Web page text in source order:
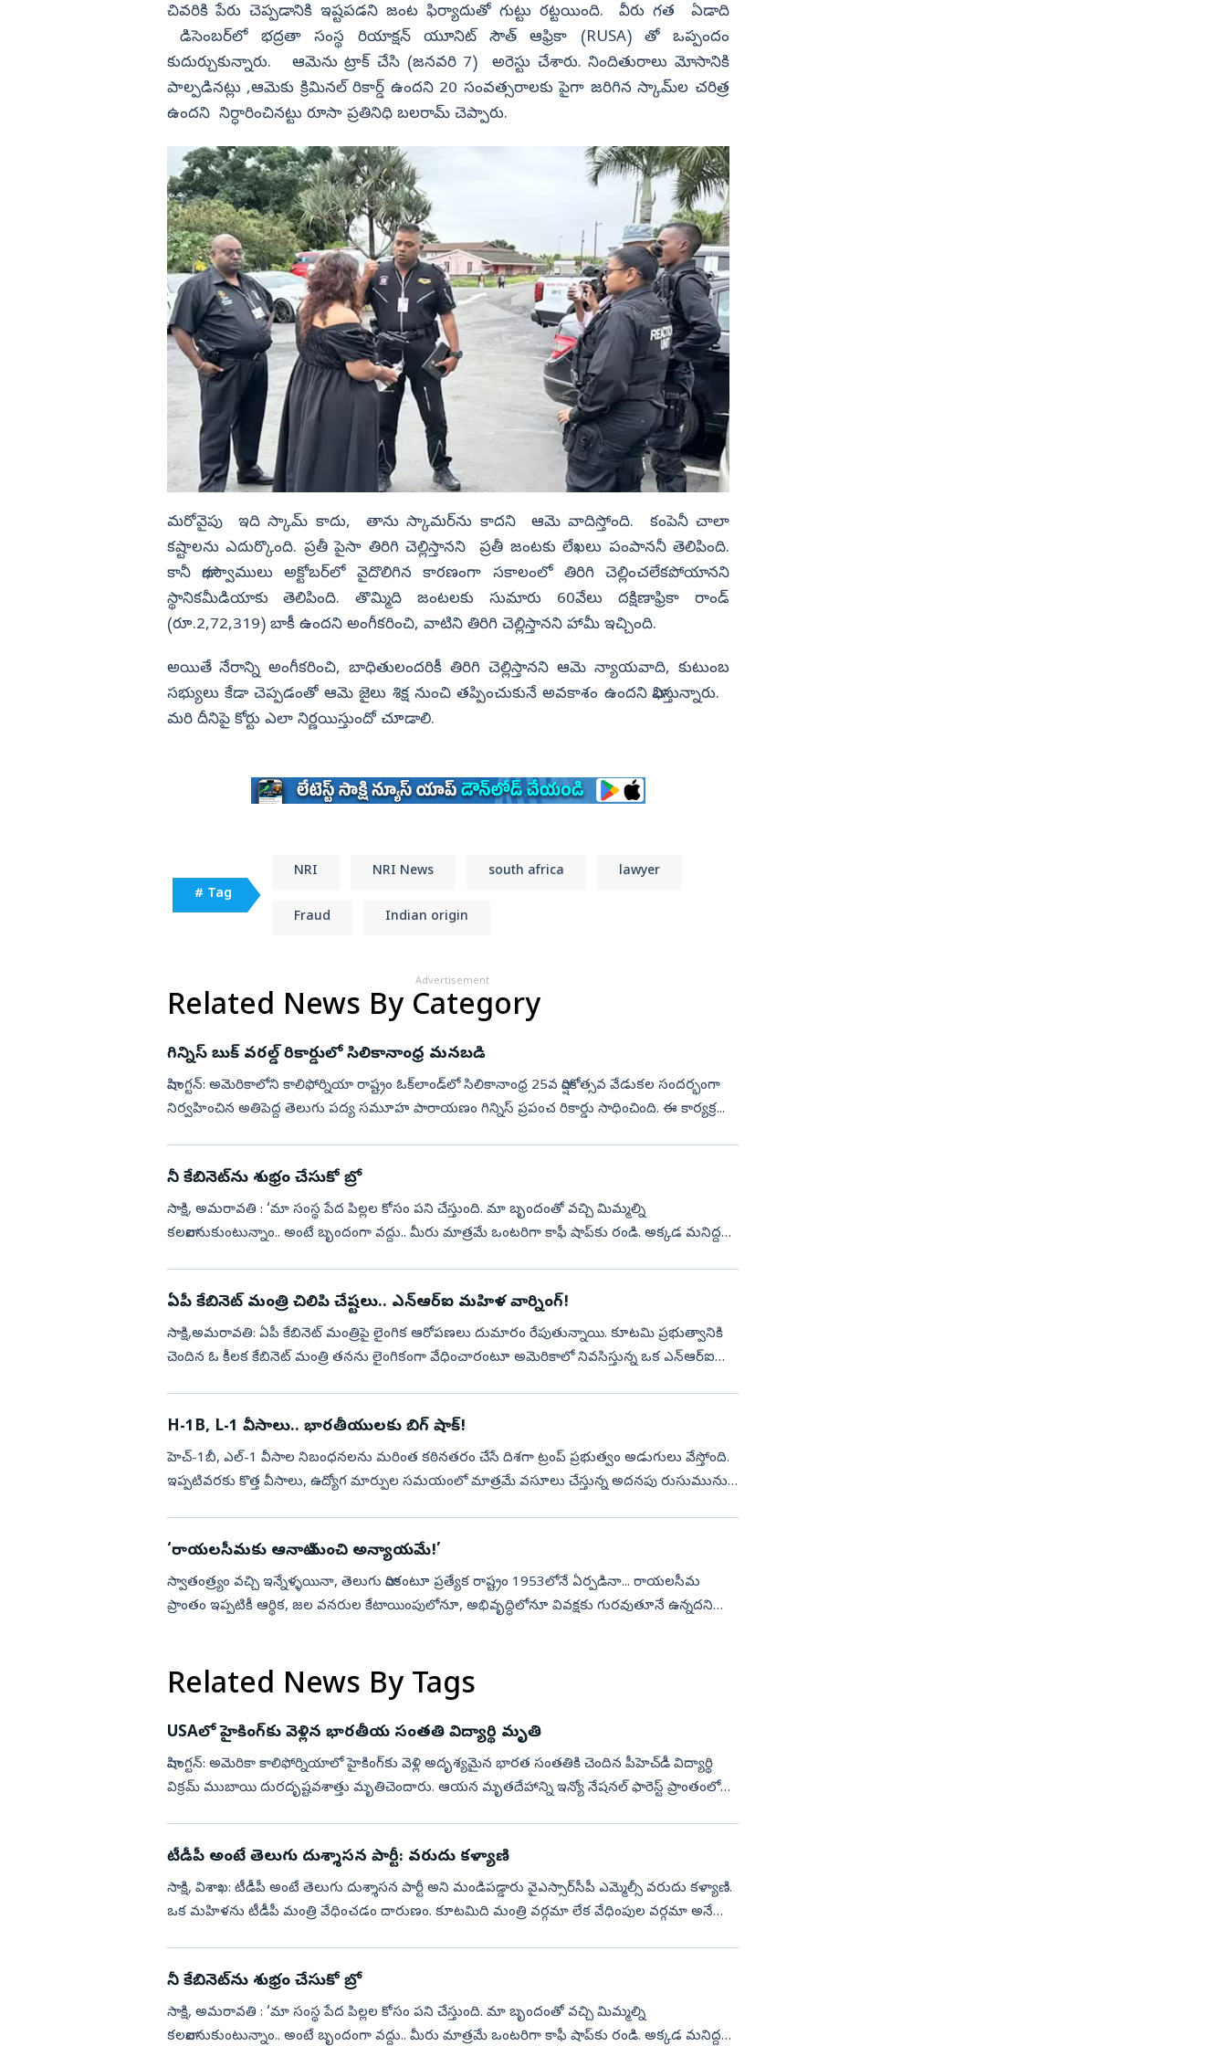
చివరికి పేరు చెప్పడానికి ఇష్టపడని జంట ఫిర్యాదుతో గుట్టు రట్టయింది. వీరు గత ఏడాది
డిసెంబర్‌లో భద్రతా సంస్థ రియాక్షన్ యూనిట్ సౌత్ ఆఫ్రికా (RUSA) తో ఒప్పందం
కుదుర్చుకున్నారు. ఆమెను ట్రాక్ చేసి (జనవరి 7)
అరెస్టు చేశారు. నిందితురాలు మోసానికి
పాల్పడినట్లు ,ఆమెకు క్రిమినల్ రికార్డ్ ఉందని 20 సంవత్సరాలకు పైగా జరిగిన స్కామ్‌ల చరిత్ర
ఉందని నిర్ధారించినట్టు రూసా ప్రతినిధి బలరామ్ చెప్పారు.
మరోవైపు ఇది స్కామ్ కాదు, తాను స్కామర్‌ను కాదని ఆమె వాదిస్తోంది. కంపెనీ చాలా
కష్టాలను ఎదుర్కొంది. ప్రతీ పైసా తిరిగి చెల్లిస్తానని ప్రతీ జంటకు లేఖలు పంపాననీ తెలిపింది.
కానీ భాగస్వాములు అక్టోబర్‌లో వైదొలిగిన కారణంగా సకాలంలో తిరిగి చెల్లించలేకపోయానని
స్థానికమీడియాకు తెలిపింది. తొమ్మిది జంటలకు సుమారు 60వేలు దక్షిణాఫ్రికా రాండ్
(రూ.2,72,319) బాకీ ఉందని అంగీకరించి, వాటిని తిరిగి చెల్లిస్తానని హామీ ఇచ్చింది.
అయితే నేరాన్ని అంగీకరించి, బాధితులందరికీ తిరిగి చెల్లిస్తానని ఆమె న్యాయవాది, కుటుంబ
సభ్యులు కేడా చెప్పడంతో ఆమె జైలు శిక్ష నుంచి తప్పించుకునే అవకాశం ఉందని భావిస్తున్నారు.
మరి దీనిపై కోర్టు ఎలా నిర్ణయిస్తుందో చూడాలి.
# Tag
NRI NRI News south africa lawyer
Fraud Indian origin
Advertisement
Related News By Category
గిన్నిస్ బుక్‌ వరల్డ్‌ రికార్డులో సిలికానాంధ్ర మనబడి
వాషింగ్టన్‌: అమెరికాలోని కాలిఫోర్నియా రాష్ట్రం ఓక్‌లాండ్‌లో సిలికానాంధ్ర 25వ వార్షికోత్సవ వేడుకల సందర్భంగా
నిర్వహించిన అతిపెద్ద తెలుగు పద్య సమూహ పారాయణం గిన్నిస్ ప్రపంచ రికార్డు సాధించింది. ఈ కార్యక్ర...
నీ కేబినెట్‌ను శుభ్రం చేసుకో బ్రో
సాక్షి, అమరావతి : ‘మా సంస్థ పేద పిల్లల కోసం పని చేస్తుంది. మా బృందంతో వచ్చి మిమ్మల్ని
కలవాలనుకుంటున్నాం.. అంటే బృందంగా వద్దు.. మీరు మాత్రమే ఒంటరిగా కాఫీ షాప్‌కు రండి. అక్కడ మనిద్దరం
ఏపీ కేబినెట్‌ మంత్రి చిలిపి చేష్టలు.. ఎన్ఆర్ఐ మహిళ వార్నింగ్!
సాక్షి,అమరావతి: ఏపీ కేబినెట్‌ మంత్రిపై లైంగిక ఆరోపణలు దుమారం రేపుతున్నాయి. కూటమి ప్రభుత్వానికి
చెందిన ఓ కీలక కేబినెట్ మంత్రి తనను లైంగికంగా వేధించారంటూ అమెరికాలో నివసిస్తున్న ఒక ఎన్ఆర్ఐ
H-1B, L-1 వీసాలు.. భారతీయులకు బిగ్‌ షాక్‌!
హెచ్‌-1బీ, ఎల్‌-1 వీసాల నిబంధనలను మరింత కఠినతరం చేసే దిశగా ట్రంప్‌ ప్రభుత్వం అడుగులు వేస్తోంది.
ఇప్పటివరకు కొత్త వీసాలు, ఉద్యోగ మార్పుల సమయంలో మాత్రమే వసూలు చేస్తున్న అదనపు రుసుమును..
‘రాయలసీమకు ఆనాటి నుంచి అన్యాయమే!’
స్వాతంత్ర్యం వచ్చి ఇన్నేళ్ళయినా, తెలుగు వారికంటూ ప్రత్యేక రాష్ట్రం 1953లోనే ఏర్పడినా... రాయలసీమ
ప్రాంతం ఇప్పటికీ ఆర్థిక, జల వనరుల కేటాయింపులోనూ, అభివృద్ధిలోనూ వివక్షకు గురవుతూనే ఉన్నదని
Related News By Tags
USAలో హైకింగ్‌కు వెళ్లిన భారతీయ సంతతి విద్యార్థి మృతి
వాషింగ్టన్: అమెరికా కాలిఫోర్నియాలో హైకింగ్‌కు వెళ్లి అదృశ్యమైన భారత సంతతికి చెందిన పీహెచ్‌డీ విద్యార్థి
విక్రమ్ ముబాయి దురదృష్టవశాత్తు మృతిచెందారు. ఆయన మృతదేహాన్ని ఇన్యో నేషనల్ ఫారెస్ట్ ప్రాంతంలో
టీడీపీ అంటే తెలుగు దుశ్శాసన పార్టీ: వరుదు కళ్యాణి
సాక్షి, విశాఖ: టీడీపీ అంటే తెలుగు దుశ్శాసన పార్టీ అని మండిపడ్డారు వైఎస్సార్‌సీపీ ఎమ్మెల్సీ వరుదు కళ్యాణి.
ఒక మహిళను టీడీపీ మంత్రి వేధించడం దారుణం. కూటమిది మంత్రి వర్గమా లేక వేధింపుల వర్గమా అనే
నీ కేబినెట్‌ను శుభ్రం చేసుకో బ్రో
సాక్షి, అమరావతి : ‘మా సంస్థ పేద పిల్లల కోసం పని చేస్తుంది. మా బృందంతో వచ్చి మిమ్మల్ని
కలవాలనుకుంటున్నాం.. అంటే బృందంగా వద్దు.. మీరు మాత్రమే ఒంటరిగా కాఫీ షాప్‌కు రండి. అక్కడ మనిద్దరం